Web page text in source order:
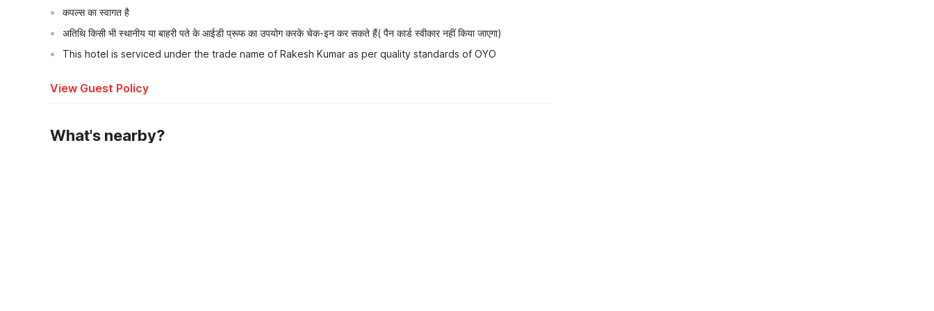
कपल्स का स्वागत है
अतिथि किसी भी स्थानीय या बाहरी पते के आईडी प्रूफ का उपयोग करके चेक-इन कर सकते हैं( पैन कार्ड स्वीकार नहीं किया जाएगा)
This hotel is serviced under the trade name of Rakesh Kumar as per quality standards of OYO
View Guest Policy
What's nearby?